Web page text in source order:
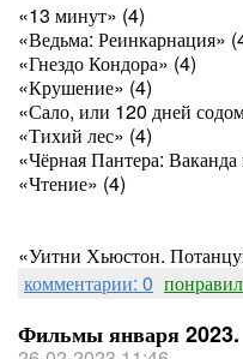
«13 минут» (4)
«Ведьма: Реинкарнация»
«Гнездо Кондора» (4)
«Крушение» (4)
«Сало, или 120 дней
«Тихий лес» (4)
«Чёрная Пантера:
«Чтение» (4)
«Уитни Хьюстон.
комментарии: 0
Фильмы января 2023.